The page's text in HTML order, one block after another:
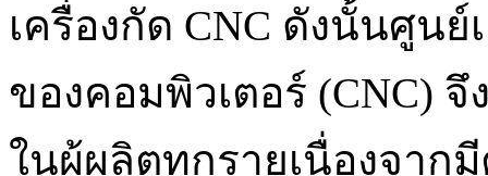
เครื่องกัด CNC ดังนั้นศูน
ของคอมพิวเตอร์ (CNC)
ในผู้ผลิตทุกรายเนื่องจาก